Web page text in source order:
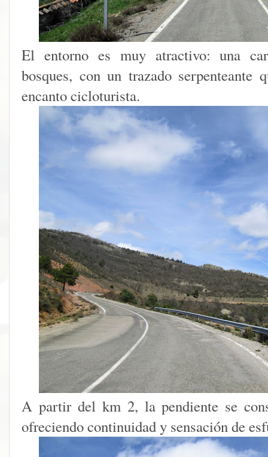
El entorno es muy atractivo: una
bosques, con un trazado serpenteante
encanto cicloturista.
A partir del km 2, la pendiente se
ofreciendo continuidad y sensación de